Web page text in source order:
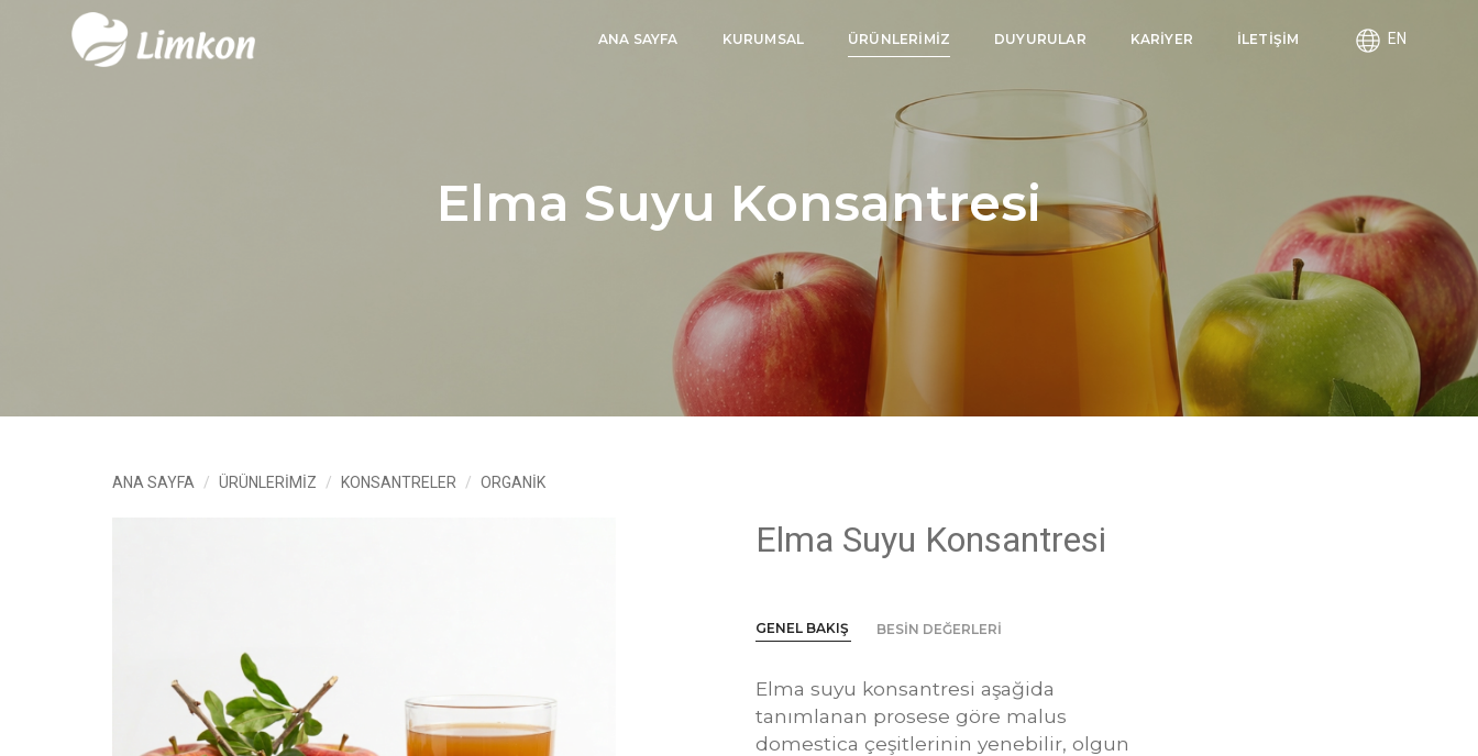
ANA SAYFA KURUMSAL ÜRÜNLERİMİZ DUYURULAR KARİYER İLETİŞİM EN
Elma Suyu Konsantresi
ANA SAYFA ÜRÜNLERİMİZ KONSANTRELER ORGANIK
Elma Suyu Konsantresi
GENEL BAKIŞ BESİN DEĞERLERİ
Elma suyu konsantresi aşağida
tanımlanan prosese göre malus
domestica çeşitlerinin yenebilir, olgun